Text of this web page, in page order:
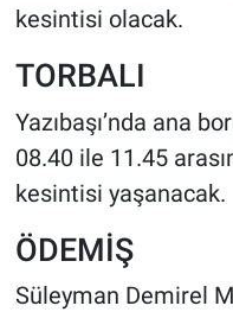
kesintisi olacak.
TORBALI
Yazıbaşı’nda ana
08.40 ile 11.45
kesintisi yaşanacak.
ÖDEMİŞ
Süleyman Demirel